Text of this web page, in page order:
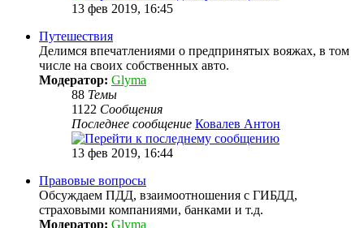
13 фев 2019, 16:45
Путешествия
Делимся впечатлениями о предпринятых вояжах, в том
числе на своих собственных авто.
Модератор: Glyma
88 Темы
1122 Сообщения
Последнее сообщение Ковалев Антон
13 фев 2019, 16:44
Правовые вопросы
Обсуждаем ПДД, взаимоотношения с ГИБДД,
страховыми компаниями, банками и т.д.
Модератор: Glyma